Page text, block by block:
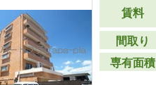
賃料
間取り
専有面積